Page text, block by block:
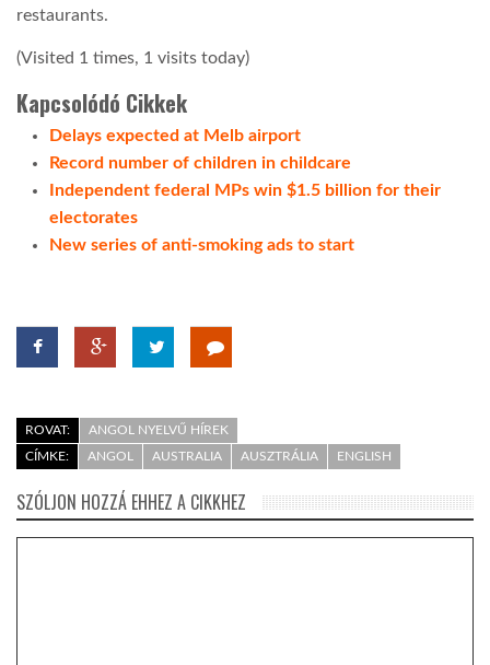
GLOBOTV
A NAP SZÉPE
LINKTR.EE
DOBRAVERO.HU
LATIMO.HU
GLOBOBOOK
restaurants.
(Visited 1 times, 1 visits today)
Kapcsolódó Cikkek
Delays expected at Melb airport
Record number of children in childcare
Independent federal MPs win $1.5 billion for their
electorates
New series of anti-smoking ads to start
ROVAT:
ANGOL NYELVŰ HÍREK
CÍMKE:
ANGOL AUSTRALIA AUSZTRÁLIA ENGLISH
SZÓLJON HOZZÁ EHHEZ A CIKKHEZ